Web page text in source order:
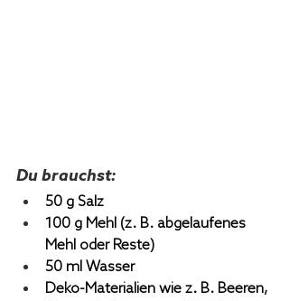
Du brauchst:
50 g Salz
100 g Mehl (z. B. abgelaufenes
Mehl oder Reste)
50 ml Wasser
Deko-Materialien wie z. B. Beeren,